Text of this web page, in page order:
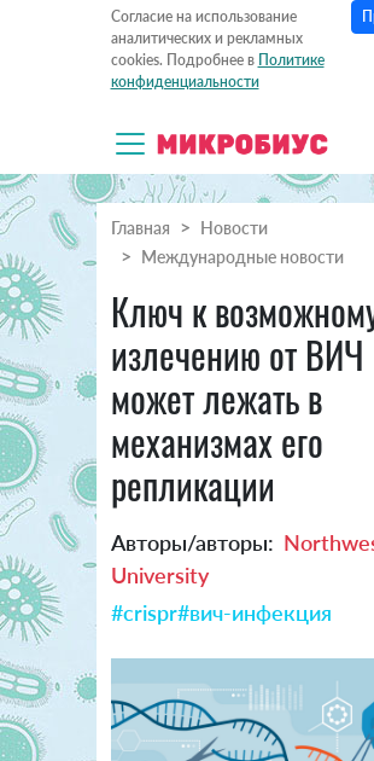
Согласие на использование
аналитических и рекламных
cookies. Подробнее в Политике
конфиденциальности
Главная
Новости
Международные новости
Ключ к
излечению от ВИЧ
может лежать в
механизмах его
репликации
Авторы/авторы:
University
#crispr#вич-инфекция